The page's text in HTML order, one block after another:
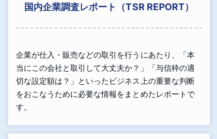
国内企業調査レポート（TSR REPORT）
企業が仕入・販売などの取引を行うにあたり、「本
当にこの会社と取引して大丈夫か？」「与信枠の適
切な設定額は？」といったビジネス上の重要な判断
をおこなうために必要な情報をまとめたレポートで
す。